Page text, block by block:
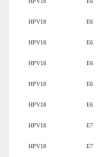
HPV18 E6
HPV18 E6
HPV18 E6
HPV18 E6
HPV18 E6
HPV18 E7
HPV18 E7